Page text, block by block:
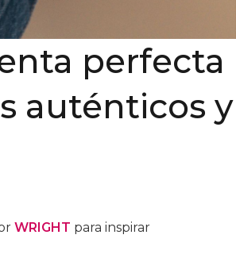
perfecta
auténticos y
WRIGHT para inspirar